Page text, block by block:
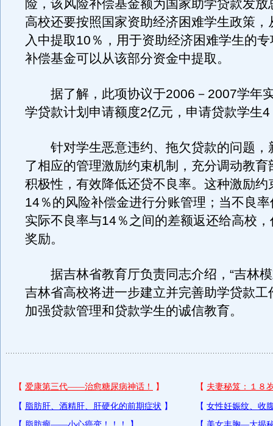
险，该风险补偿基金额为国家助学贷款发放
高校还要按照国家资助经济困难学生政策，
入中提取10％，用于资助经济困难学生的
补偿基金可以从该部分资金中提取。
据了解，此项协议于2006－2007学年
学贷款计划申请额度2亿元，申请贷款学生
针对学生恶意违约、拖欠贷款的问题，
了相应的管理激励约束机制，充分调动教育
积极性，有效降低还贷不良率。这种激励约
14％的风险补偿金进行分账管理；当不良
实际不良率与14％之间的差额返还给高校
奖励。
据吉林省教育厅负责同志介绍，“吉林模
吉林省高校将进一步建立并完善助学贷款工
加强贷款管理和贷款学生的诚信教育。